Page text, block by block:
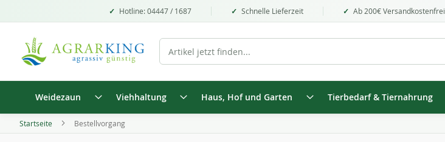
Hotline: 04447 / 1687 Schnelle Lieferzeit Ab 200€ Versandkostenfrei
Weidezaun Viehhaltung Haus, Hof und Garten Tierbedarf & Tiernahrung
Startseite Bestellvorgang